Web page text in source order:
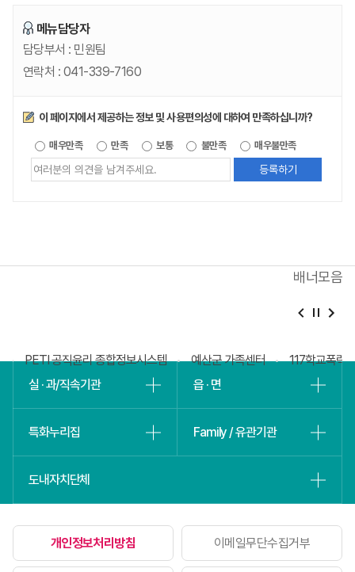
메뉴담당자
담당부서 : 민원팀
연락처 : 041-339-7160
만족도조사
이 페이지에서 제공하는 정보 및 사용편의성에 대하여 만족하십니까?
매우만족 만족 보통 불만족 매우불만족
정보에
배너모음
PETI 공직윤리 종합정보시스템 예산군 가족센터
117학교폭력
실 · 과/직속기관
읍 · 면
특화누리집 Family / 유관기관
도내자치단체
개인정보처리방침 이메일무단수집거부